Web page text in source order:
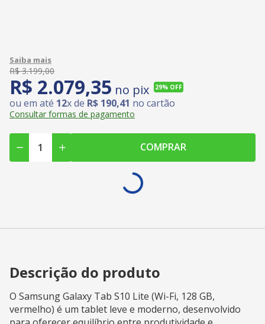
R$ 3.199,00
R$ 2.079,35 no pix 29% OFF
ou em até 12x de R$ 190,41 no cartão
Consultar formas de pagamento
COMPRAR
Descrição do produto
O Samsung Galaxy Tab S10 Lite (Wi-Fi, 128 GB,
vermelho) é um tablet leve e moderno, desenvolvido